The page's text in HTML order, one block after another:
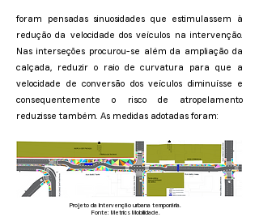
foram pensadas sinuosidades que estimulassem à
redução da velocidade dos veículos na intervenção.
Nas interseções procurou-se além da ampliação da
calçada, reduzir o raio de curvatura para que a
velocidade de conversão dos veículos diminuísse e
consequentemente o risco de atropelamento
reduzisse também. As medidas adotadas foram:
Projeto da Intervenção urbana temporária.
Fonte: Metrics Mobilidade.